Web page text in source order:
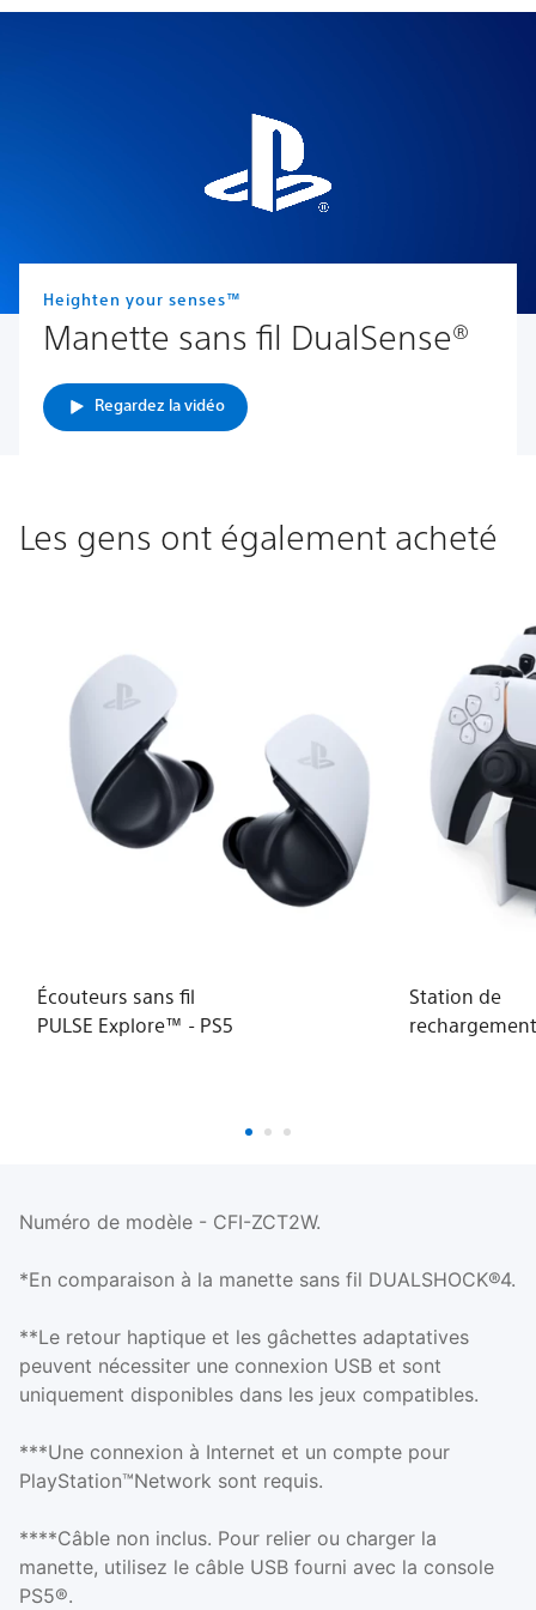
Heighten your senses™
Manette sans fil DualSense®
Regardez la vidéo
Les gens ont également acheté
Écouteurs sans fil
PULSE Explore™ - PS5
Station de
rechargement
Numéro de modèle - CFI-ZCT2W.
*En comparaison à la manette sans fil DUALSHOCK®4.
**Le retour haptique et les gâchettes adaptatives
peuvent nécessiter une connexion USB et sont
uniquement disponibles dans les jeux compatibles.
***Une connexion à Internet et un compte pour
PlayStation™Network sont requis.
****Câble non inclus. Pour relier ou charger la
manette, utilisez le câble USB fourni avec la console
PS5®.